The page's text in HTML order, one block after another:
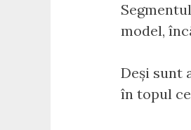
model,
Deși sunt
în topul